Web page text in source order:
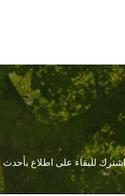
اشترك للبقاء على اطلاع